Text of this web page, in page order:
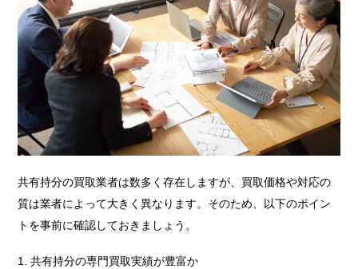
共有持分の買取業者は数多く存在しますが、買取価格や対応の
質は業者によって大きく異なります。そのため、以下のポイン
トを事前に確認しておきましょう。
共有持分の専門買取実績が豊富か